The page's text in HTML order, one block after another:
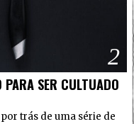
2
SER CULTUADO
trás de uma série de